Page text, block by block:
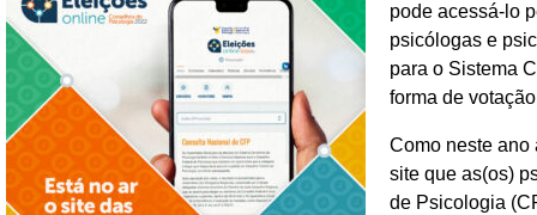
pode acessá-lo
psicólogas e
para o Sistema
forma de
Como neste ano
site que as(os)
de Psicologia